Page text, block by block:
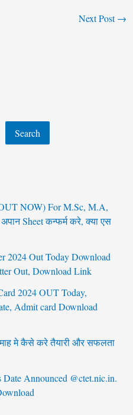
Next Post→
Search
NOW) For M.Sc, M.A,
Sheet कन्फर्म करे, क्या एस
2024 Out Today Download
Out, Download Link
2024 OUT Today,
Admit card Download
मे कैसे करे तैयारी और सफलता
Announced @ctet.nic.in.